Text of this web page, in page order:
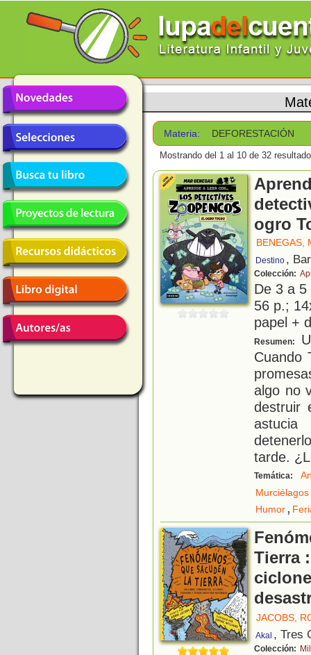
Materia: DEFORESTACIÓN
Mostrando del 1 al 10 de 32
ogro
BENEGAS,
Destino ,
Colección:
De 3 a
56 p.;
papel +
Resumen:
Cuando
algo no
destruir
tarde.
Temática:
Murciélagos
Humor,
Tierra
JACOBS,
Akal , Tres
Colección: